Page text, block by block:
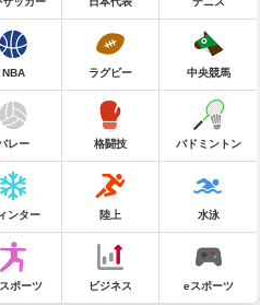
NBA ラグビー 中央競馬
レー 格闘技 バドミントン
ンター 陸上 水泳
ポーツ ビジネス eスポーツ